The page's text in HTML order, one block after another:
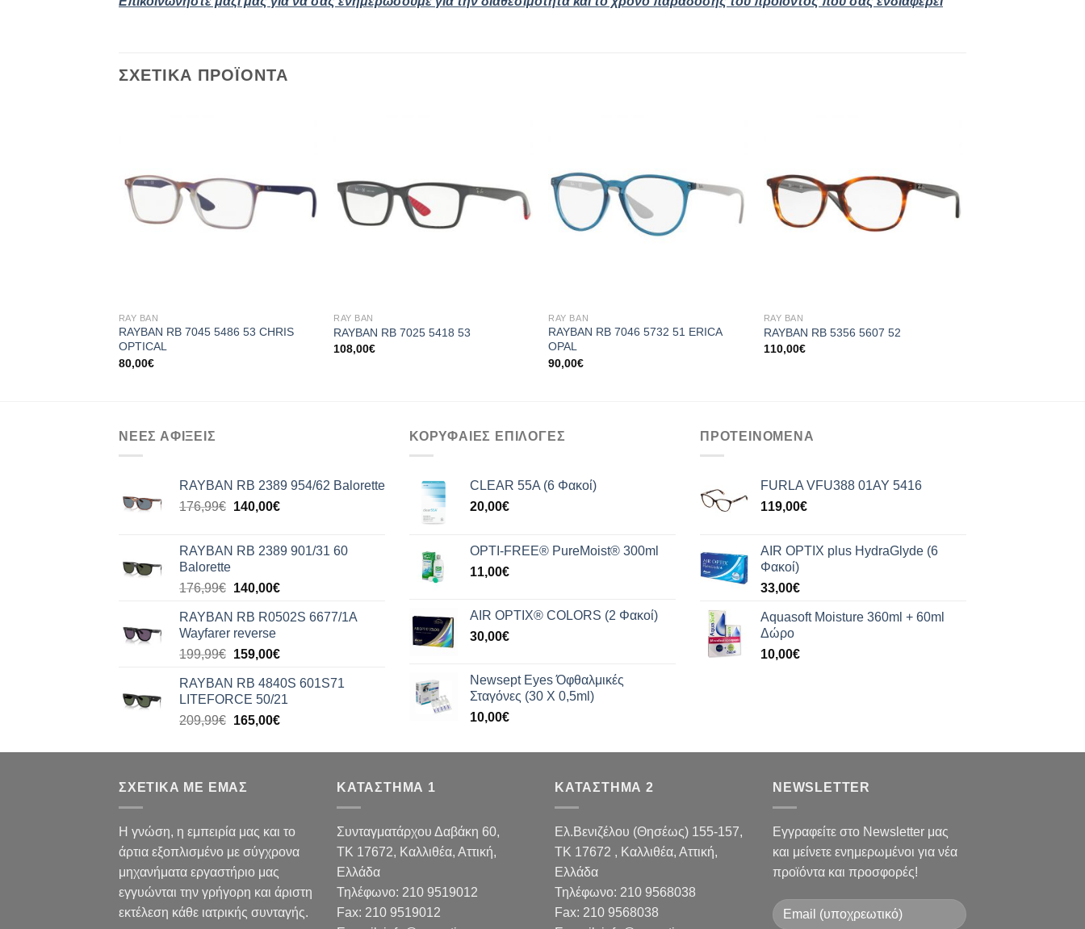
ΣΧΕΤΙΚΆ ΠΡΟΪΌΝΤΑ
RAY BAN
RAYBAN RB 7045 5486 53 CHRIS
OPTICAL
80,00€
RAY BAN
RAYBAN RB 7025 5418 53
108,00€
RAY BAN
RAYBAN RB 7046 5732 51 ERICA
OPAL
90,00€
RAY BAN
RAYBAN RB 5356 5607 52
110,00€
ΝΕΕΣ ΑΦΙΞΕΙΣ
RAYBAN RB 2389 954/62 Balorette
176,99€ Original
176,99€.
140,00€Η
είναι:
RAYBAN RB 2389 901/31 60
Balorette
176,99€ Original
was:
176,99€.
140,00€Η
τιμή
140,00€.
RAYBAN RB R0502S 6677/1A
Wayfarer reverse
199,99€ Original
was:
199,99€.
159,00€Η
τιμή
είναι:
159,00€.
RAYBAN RB 4840S 601S71
LITEFORCE 50/21
209,99€ Original
was:
165,00€Η
τιμή
ΚΟΡΥΦΑΙΕΣ ΕΠΙΛΟΓΕΣ
CLEAR 55A (6 Φακοί)
20,00€
OPTI-FREE® PureMoist® 300ml
11,00€
AIR OPTIX® COLORS (2 Φακοί)
30,00€
Newsept Eyes Όφθαλμικές
Σταγόνες (30 Χ 0,5ml)
10,00€
ΠΡΟΤΕΙΝΟΜΕΝΑ
FURLA VFU388 01AY 5416
119,00€
AIR OPTIX plus HydraGlyde (6
Φακοί)
33,00€
Aquasoft Moisture 360ml + 60ml
Δώρο
10,00€
ΣΧΕΤΙΚΑ ΜΕ ΕΜΑΣ
Η γνώση, η εμπειρία μας και το
άρτια εξοπλισμένο με σύγχρονα
μηχανήματα εργαστήριο μας
εγγυώνται την γρήγορη και άριστη
εκτέλεση κάθε ιατρικής συνταγής.
ΚΑΤΑΣΤΗΜΑ 1
Συνταγματάρχου Δαβάκη 60,
TK 17672, Καλλιθέα, Αττική,
Ελλάδα
Τηλέφωνο: 210 9519012
Fax: 210 9519012
ΚΑΤΑΣΤΗΜΑ 2
Ελ.Βενιζέλου (Θησέως) 155-157,
TK 17672 , Καλλιθέα, Αττική,
Ελλάδα
Τηλέφωνο: 210 9568038
Fax: 210 9568038
NEWSLETTER
Εγγραφείτε στο Newsletter μας
και μείνετε ενημερωμένοι για νέα
προϊόντα και προσφορές!